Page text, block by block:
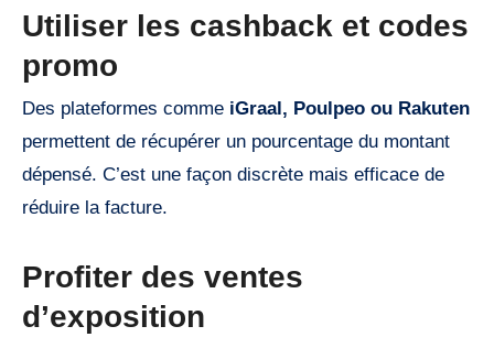
Utiliser les cashback et codes
promo
Des plateformes comme iGraal, Poulpeo ou Rakuten
permettent de récupérer un pourcentage du montant
dépensé. C’est une façon discrète mais efficace de
réduire la facture.
Profiter des ventes
d’exposition